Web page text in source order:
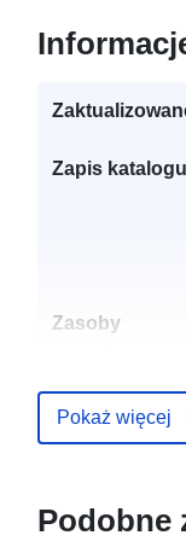
Zapis
Zasoby
Identyfikatory:
Pokaż więcej
Podobne